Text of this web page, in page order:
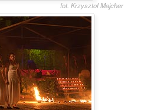
fot. Krzysztof Majcher